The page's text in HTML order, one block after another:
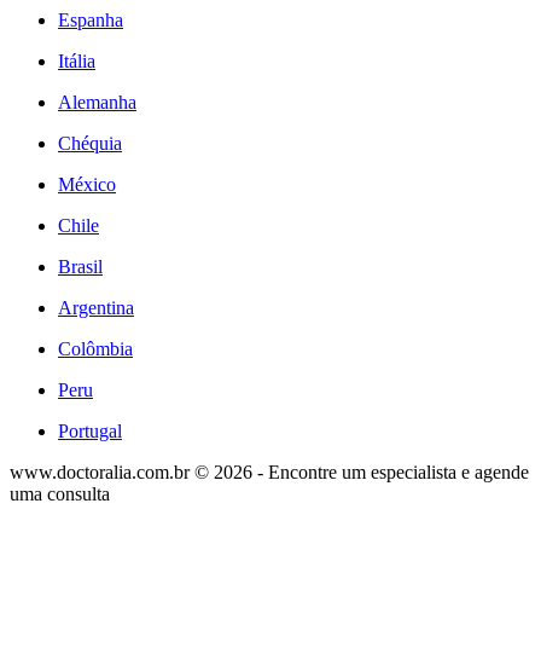
Espanha
Itália
Alemanha
Chéquia
México
Chile
Brasil
Argentina
Colômbia
Peru
Portugal
www.doctoralia.com.br © 2026 - Encontre um especialista e agende
uma consulta